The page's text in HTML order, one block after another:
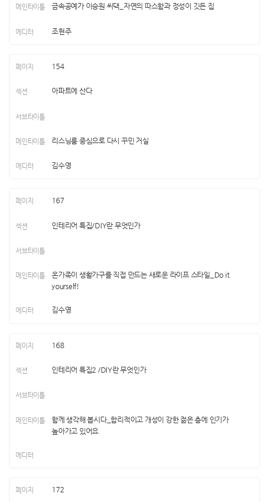
금속공예가 이승원 씨댁_자연의 따스함과 정성이 깃든 집
조현주
154
아파트에 산다
리스닝룸 중심으로 다시 꾸민 거실
김수영
167
인테리어 특집/DIY란 무엇인가
온가족이 생활가구를 직접 만드는 새로운 라이프 스타일_Do it
yourself!
김수영
168
인테리어 특집2 /DIY란 무엇인가
함께 생각해 봅시다_합리적이고 개성이 강한 젊은 층에 인기가
높아가고 있어요
172